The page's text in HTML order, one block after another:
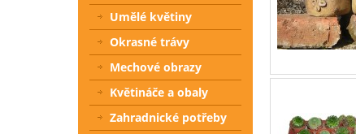
Umělé květiny
Okrasné trávy
Mechové obrazy
Květináče a obaly
Zahradnické potřeby